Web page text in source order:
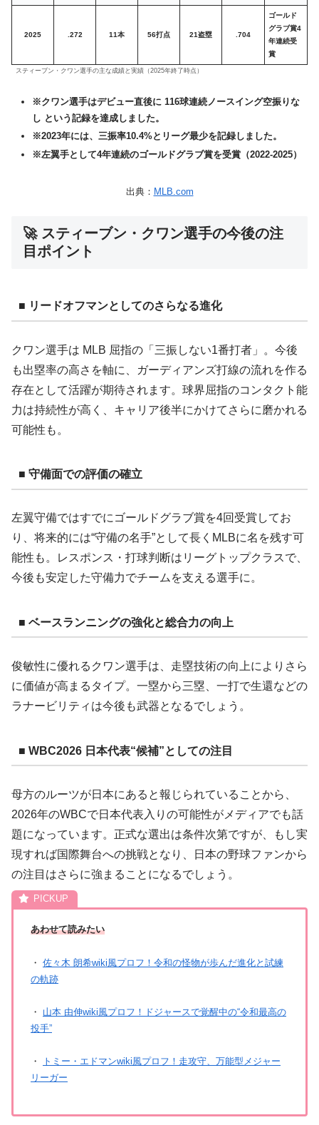
2025 .272 11本 56打点 21盗塁 .704
ゴールド
グラブ賞4
年連続受
賞
スティーブン・クワン選手の主な成績と実績（2025年終了時点）
※クワン選手はデビュー直後に 116球連続ノースイング空振りな
し という記録を達成しました。
※2023年には、三振率10.4%とリーグ最少を記録しました。
※左翼手として4年連続のゴールドグラブ賞を受賞（2022-2025）
出典： MLB.com
🚀 スティーブン・クワン選手の今後の注
目ポイント
■ リードオフマンとしてのさらなる進化
クワン選手は MLB 屈指の「三振しない1番打者」。今後
も出塁率の高さを軸に、ガーディアンズ打線の流れを作る
存在として活躍が期待されます。球界屈指のコンタクト能
力は持続性が高く、キャリア後半にかけてさらに磨かれる
可能性も。
■ 守備面での評価の確立
左翼守備ではすでにゴールドグラブ賞を4回受賞してお
り、将来的には“守備の名手”として長くMLBに名を残す可
能性も。レスポンス・打球判断はリーグトップクラスで、
今後も安定した守備力でチームを支える選手に。
■ ベースランニングの強化と総合力の向上
俊敏性に優れるクワン選手は、走塁技術の向上によりさら
に価値が高まるタイプ。一塁から三塁、一打で生還などの
ラナービリティは今後も武器となるでしょう。
■ WBC2026 日本代表“候補”としての注目
母方のルーツが日本にあると報じられていることから、
2026年のWBCで日本代表入りの可能性がメディアでも話
題になっています。正式な選出は条件次第ですが、もし実
現すれば国際舞台への挑戦となり、日本の野球ファンから
の注目はさらに強まることになるでしょう。
あわせて読みたい
・ 佐々木 朗希wiki風プロフ！令和の怪物が歩んだ進化と試練
の軌跡
・ 山本 由伸wiki風プロフ！ドジャースで覚醒中の“令和最高の
投手”
・
トミー・エドマンwiki風プロフ！走攻守、万能型メジャー
リーガー